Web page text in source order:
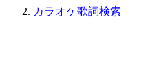
カラオケ歌詞検索